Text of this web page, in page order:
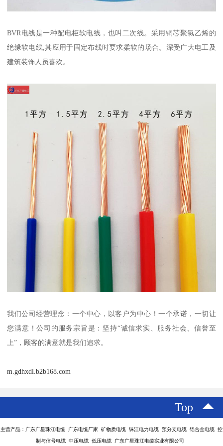
BVR电线是一种配电柜软电线，也叫二次线。采用铜芯聚氯乙烯的
绝缘软电线,其应用于固定布线时要求柔软的场合。深受广大电工及
建筑装饰人员喜欢。
我们公司经营理念：一个中心，以客户为中心！一个承诺，一切让
您满意！公司的服务宗旨是：坚持“诚信求实、服务社会、信誉至
上”，顾客的满意就是我们追求。
m.gdhxdl.b2b168.com
Top
主营产品：广东广星珠江电缆 广东电缆厂家 矿物质电缆 铢江电力电缆 预分支电缆 铝合金电缆 控
制与信号电缆 中压电缆 低压电缆 广东广星珠江电缆实业有限公司